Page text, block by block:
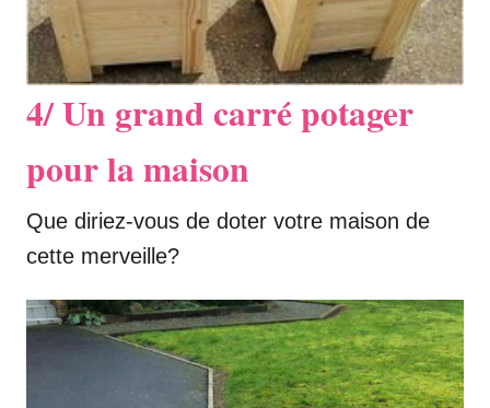
4/ Un grand carré potager
pour la maison
Que diriez-vous de doter votre maison de
cette merveille?